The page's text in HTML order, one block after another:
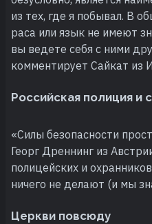
из тех, где я побывал. В
раса или язык не имеют
вы ведете себя с ними
комментирует Сайкат из
Российская полиция и
«Силы безопасности
Георг Дреннинг из
полицейских и
ничего не делают (и мы
Церкви повсюду